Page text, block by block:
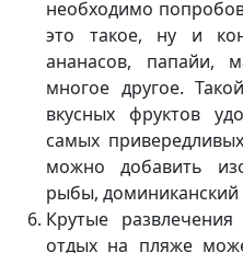
необходимо
это такое, ну и
ананасов, папайи,
многое другое.
вкусных фруктов
самых
можно добавить
рыбы,
Крутые
отдых на пляже